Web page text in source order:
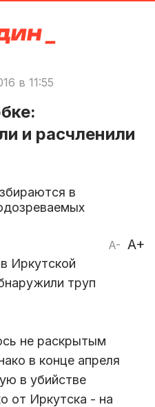
в 11:55
и расчленили
в
A- A+
Иркутской
труп
не раскрытым
в конце апреля
в убийстве
от Иркутска - на